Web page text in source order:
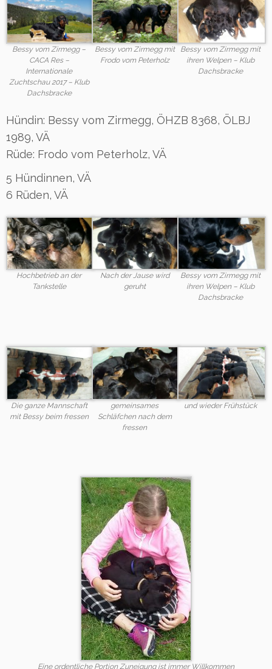
Bessy vom Zirmegg –
CACA Res –
Internationale
Zuchtschau 2017 – Klub
Dachsbracke
Bessy vom Zirmegg mit
Frodo vom Peterholz
Bessy vom Zirmegg mit
ihren Welpen – Klub
Dachsbracke
Hündin: Bessy vom Zirmegg, ÖHZB 8368, ÖLBJ
1989, VÄ
Rüde: Frodo vom Peterholz, VÄ
5 Hündinnen, VÄ
6 Rüden, VÄ
Hochbetrieb an der
Tankstelle
Nach der Jause wird
geruht
Bessy vom Zirmegg mit
ihren Welpen – Klub
Dachsbracke
Die ganze Mannschaft
mit Bessy beim fressen
gemeinsames
Schläfchen nach dem
fressen
und wieder Frühstück
Eine ordentliche Portion Zuneigung ist immer Willkommen